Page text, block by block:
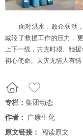
面对洪水，政企联动
减轻了救援工作的压力，
上下一线，共克时艰、驰
初心使命。天灾无情人有情
专栏： 集团动态
作者：
广康生化
原文链接：
阅读原文